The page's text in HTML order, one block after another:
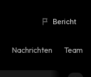
Bericht
Nachrichten Team-